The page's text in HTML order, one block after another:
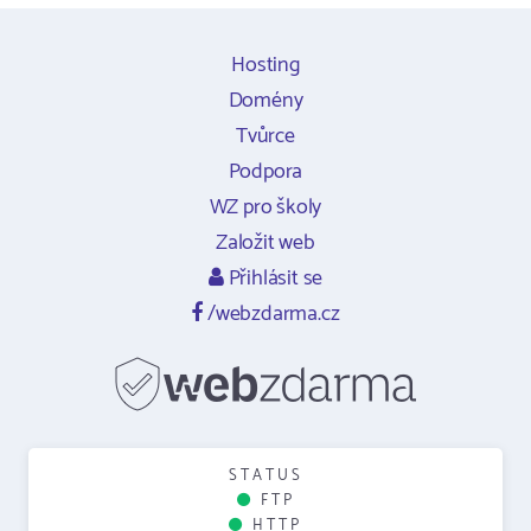
Hosting
Domény
Tvůrce
Podpora
WZ pro školy
Založit web
Přihlásit se
/webzdarma.cz
STATUS
FTP
HTTP